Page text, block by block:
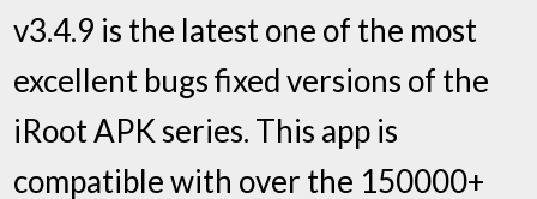
v3.4.9 is the latest one of the most
excellent bugs fixed versions of the
iRoot APK series. This app is
compatible with over the 150000+